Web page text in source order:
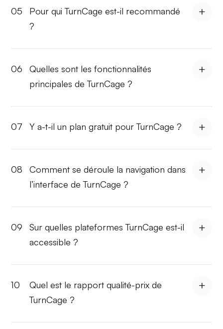
05
Pour qui TurnCage est-il recommandé
?
06
Quelles sont les fonctionnalités
principales de TurnCage ?
07 Y a-t-il un plan gratuit pour TurnCage ?
08
Comment se déroule la navigation dans
l’interface de TurnCage ?
09
Sur quelles plateformes TurnCage est-il
accessible ?
10
Quel est le rapport qualité-prix de
TurnCage ?